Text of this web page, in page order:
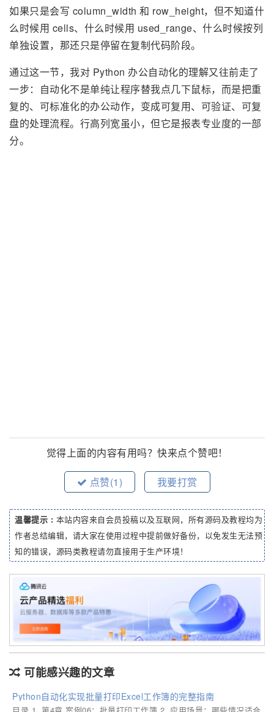
如果只是会写 column_width 和 row_height，但不知道什
么时候用 cells、什么时候用 used_range、什么时候按列
单独设置，那还只是停留在复制代码阶段。
通过这一节，我对 Python 办公自动化的理解又往前走了
一步：自动化不是单纯让程序替我点几下鼠标，而是把重
复的、可标准化的办公动作，变成可复用、可验证、可复
盘的处理流程。行高列宽虽小，但它是报表专业度的一部
分。
觉得上面的内容有用吗？快来点个赞吧！
点赞(1) 我要打赏
温馨提示 : 本站内容来自会员投稿以及互联网，所有源码及教程均为
作者总结编辑，请大家在使用过程中提前做好备份，以免发生无法预
知的错误，源码类教程请勿直接用于生产环境！
可能感兴趣的文章
Python自动化实现批量打印Excel工作簿的完整指南